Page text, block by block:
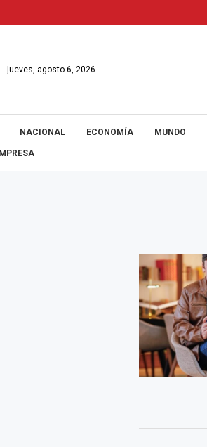
jueves, agosto 6, 2026
NACIONAL ECONOMÍA MUNDO